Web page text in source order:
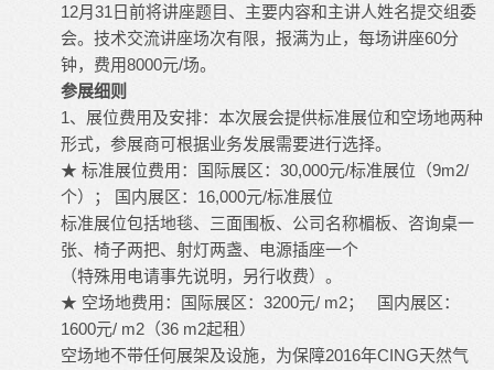
12月31日前将讲座题目、主要内容和主讲人姓名提交组委
会。技术交流讲座场次有限，报满为止，每场讲座60分
钟，费用8000元/场。
参展细则
1、展位费用及安排：本次展会提供标准展位和空场地两种
形式，参展商可根据业务发展需要进行选择。
★ 标准展位费用：国际展区：30,000元/标准展位（9m2/
个）； 国内展区：16,000元/标准展位
标准展位包括地毯、三面围板、公司名称楣板、咨询桌一
张、椅子两把、射灯两盏、电源插座一个
（特殊用电请事先说明，另行收费）。
★ 空场地费用：国际展区：3200元/ m2； 国内展区：
1600元/ m2（36 m2起租）
空场地不带任何展架及设施，为保障2016年CING天然气